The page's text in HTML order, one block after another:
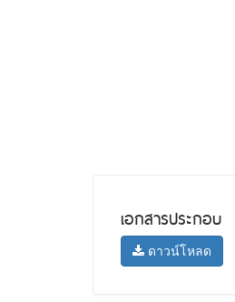
เอกสารประกอบ
ดาวน์โหลด